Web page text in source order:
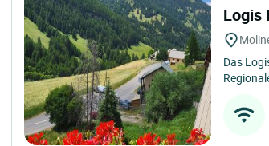
Logis
Das